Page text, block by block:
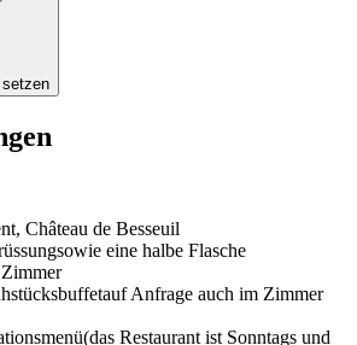
Château de Besseuil
sowie eine halbe Flasche
auf Anfrage auch im Zimmer
(das Restaurant ist Sonntags und